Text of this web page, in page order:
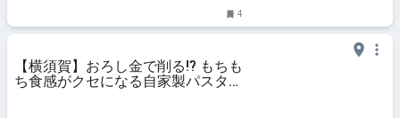
4
【横須賀】おろし金で削る!? もちも
ち食感がクセになる自家製パスタ